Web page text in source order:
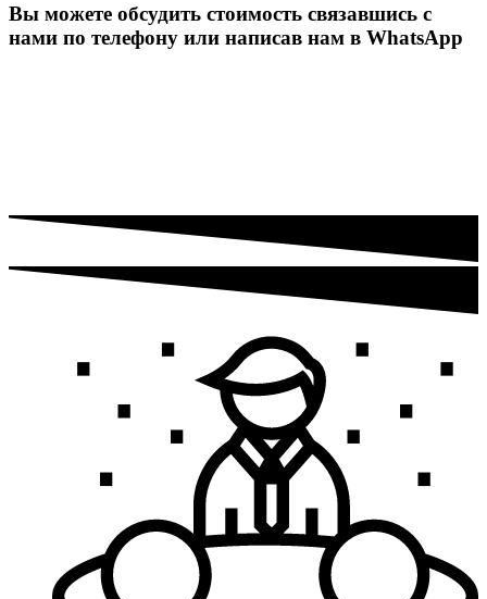
Вы можете обсудить стоимость связавшись с
нами по телефону или написав нам в WhatsApp